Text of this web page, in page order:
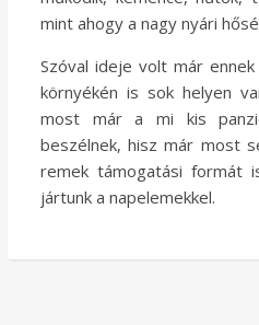
mint ahogy a nagy nyári
Szóval ideje volt már
környékén is sok helyen
most már a mi kis
beszélnek, hisz már most
remek támogatási formát
jártunk a napelemekkel.